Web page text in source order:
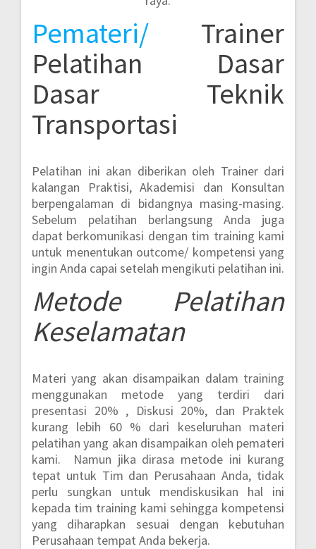
Pemateri/ Trainer
Pelatihan Dasar
Dasar Teknik
Transportasi
Pelatihan ini akan diberikan oleh Trainer dari
kalangan Praktisi, Akademisi dan Konsultan
berpengalaman di bidangnya masing-masing.
Sebelum pelatihan berlangsung Anda juga
dapat berkomunikasi dengan tim training kami
untuk menentukan outcome/ kompetensi yang
ingin Anda capai setelah mengikuti pelatihan ini.
MetodePelatihan
Keselamatan
Materi yang akan disampaikan dalam training
menggunakan metode yang terdiri dari
presentasi 20% , Diskusi 20%, dan Praktek
kurang lebih 60 % dari keseluruhan materi
pelatihan yang akan disampaikan oleh pemateri
kami. Namun jika dirasa metode ini kurang
tepat untuk Tim dan Perusahaan Anda, tidak
perlu sungkan untuk mendiskusikan hal ini
kepada tim training kami sehingga kompetensi
yang diharapkan sesuai dengan kebutuhan
Perusahaan tempat Anda bekerja.